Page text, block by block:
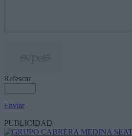
Refescar
Enviar
PUBLICIDAD